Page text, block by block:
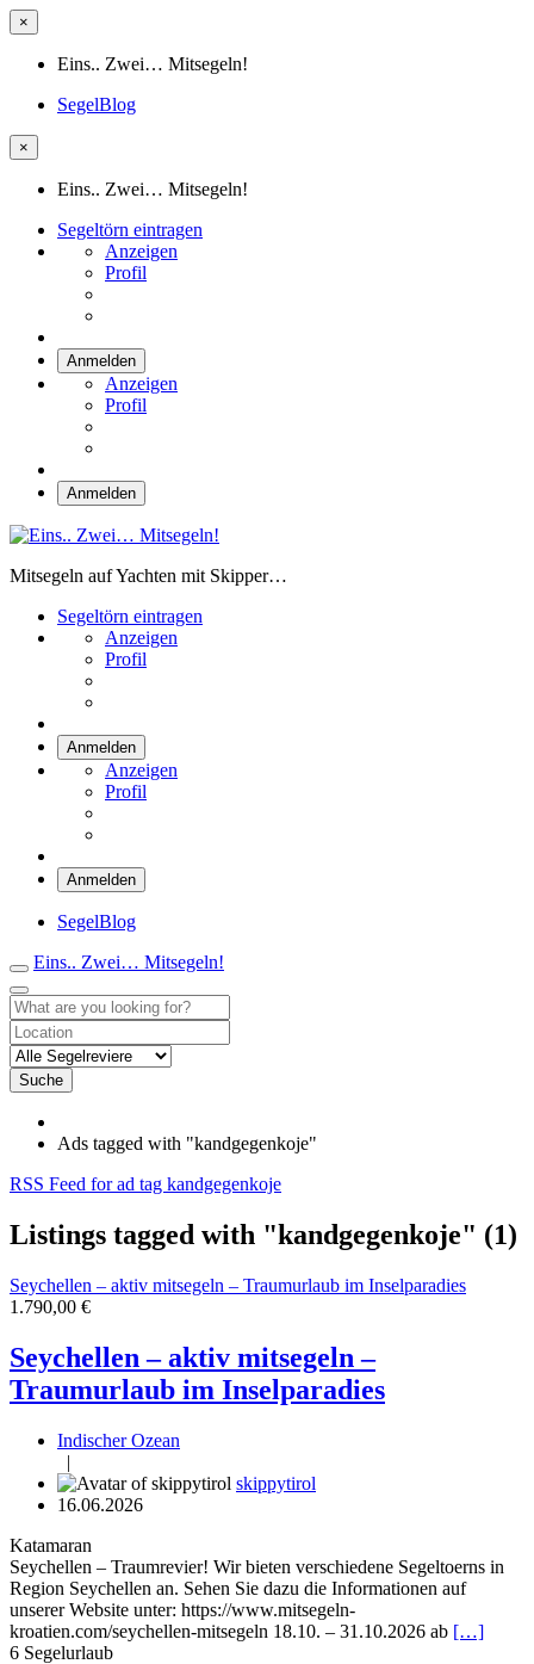
×
Eins.. Zwei… Mitsegeln!
SegelBlog
×
Eins.. Zwei… Mitsegeln!
Segeltörn eintragen
Anzeigen
Profil
Anmelden
Anzeigen
Profil
Anmelden
Mitsegeln auf Yachten mit Skipper…
Segeltörn eintragen
Anzeigen
Profil
Anmelden
Anzeigen
Profil
Anmelden
SegelBlog
Eins.. Zwei… Mitsegeln!
Suche
Ads tagged with "kandgegenkoje"
RSS Feed for ad tag kandgegenkoje
Listings tagged with "kandgegenkoje" (1)
Seychellen – aktiv mitsegeln – Traumurlaub im Inselparadies
1.790,00 €
Seychellen – aktiv mitsegeln –
Traumurlaub im Inselparadies
Indischer Ozean
|
skippytirol
16.06.2026
Katamaran
Seychellen – Traumrevier! Wir bieten verschiedene Segeltoerns in
Region Seychellen an. Sehen Sie dazu die Informationen auf
unserer Website unter: https://www.mitsegeln-
kroatien.com/seychellen-mitsegeln 18.10. – 31.10.2026 ab […]
6 Segelurlaub